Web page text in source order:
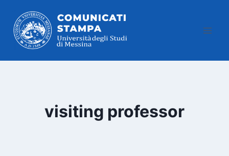
contenuto
visiting professor